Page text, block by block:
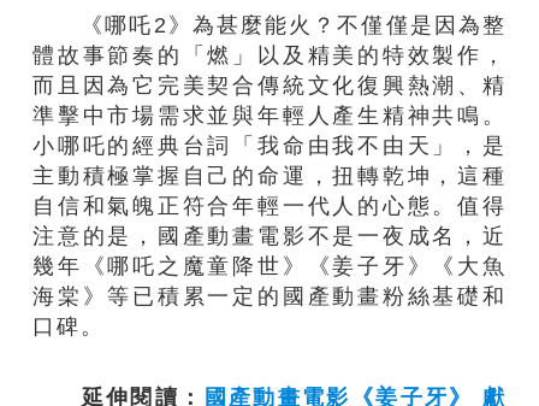
《哪吒2》為甚麼能火？不僅僅是因為整
體故事節奏的「燃」以及精美的特效製作，
而且因為它完美契合傳統文化復興熱潮、精
準擊中市場需求並與年輕人產生精神共鳴。
小哪吒的經典台詞「我命由我不由天」，是
主動積極掌握自己的命運，扭轉乾坤，這種
自信和氣魄正符合年輕一代人的心態。值得
注意的是，國產動畫電影不是一夜成名，近
幾年《哪吒之魔童降世》《姜子牙》《大魚
海棠》等已積累一定的國產動畫粉絲基礎和
口碑。
延伸閱讀： 國產動畫電影《姜子牙》 獻